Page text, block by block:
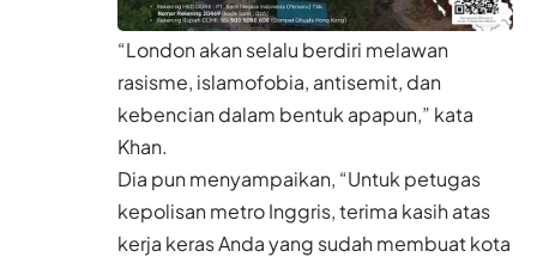
“London akan selalu berdiri melawan
rasisme, islamofobia, antisemit, dan
kebencian dalam bentuk apapun,” kata
Khan.
Dia pun menyampaikan, “Untuk petugas
kepolisan metro Inggris, terima kasih atas
kerja keras Anda yang sudah membuat kota